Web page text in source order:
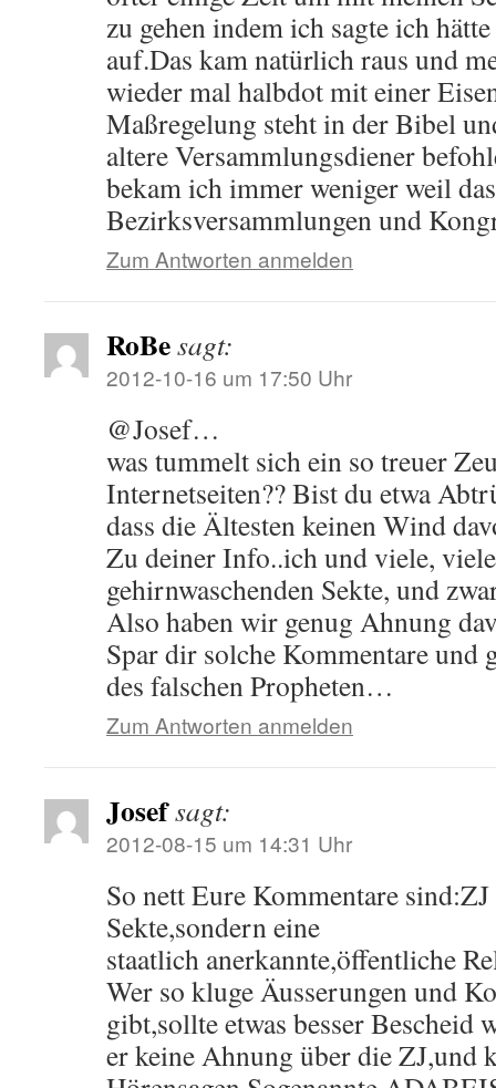
zu gehen indem ich sagte ich
auf.Das kam natürlich raus und
wieder mal halbdot mit einer
Maßregelung steht in der Bibel
altere Versammlungsdiener
bekam ich immer weniger weil
Bezirksversammlungen und
Zum Antworten anmelden
RoBesagt:
2012-10-16 um 17:50 Uhr
@Josef…
was tummelt sich ein so treuer
Internetseiten?? Bist du etwa
dass die Ältesten keinen Wind
Zu deiner Info..ich und viele,
gehirnwaschenden Sekte, und
Also haben wir genug Ahnung
Spar dir solche Kommentare und
des falschen Propheten…
Zum Antworten anmelden
Josefsagt:
2012-08-15 um 14:31 Uhr
So nett Eure Kommentare
Sekte,sondern eine
staatlich anerkannte,öffentliche
Wer so kluge Äusserungen und
gibt,sollte etwas besser Bescheid
er keine Ahnung über die ZJ,und